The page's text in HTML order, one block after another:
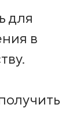
для
в